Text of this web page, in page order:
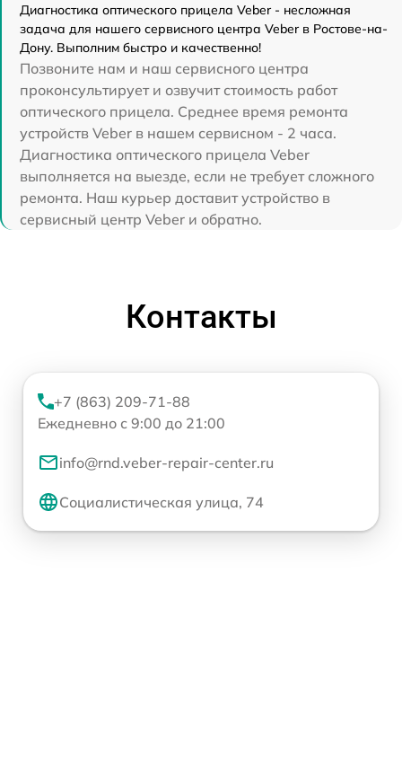
Диагностика оптического прицела Veber - несложная
задача для нашего сервисного центра Veber в Ростове-на-
Дону. Выполним быстро и качественно!
Позвоните нам и наш сервисного центра
проконсультирует и озвучит стоимость работ
оптического прицела. Среднее время ремонта
устройств Veber в нашем сервисном - 2 часа.
Диагностика оптического прицела Veber
выполняется на выезде, если не требует сложного
ремонта. Наш курьер доставит устройство в
сервисный центр Veber и обратно.
Контакты
+7 (863) 209-71-88
Ежедневно с 9:00 до 21:00
info@rnd.veber-repair-center.ru
Социалистическая улица, 74